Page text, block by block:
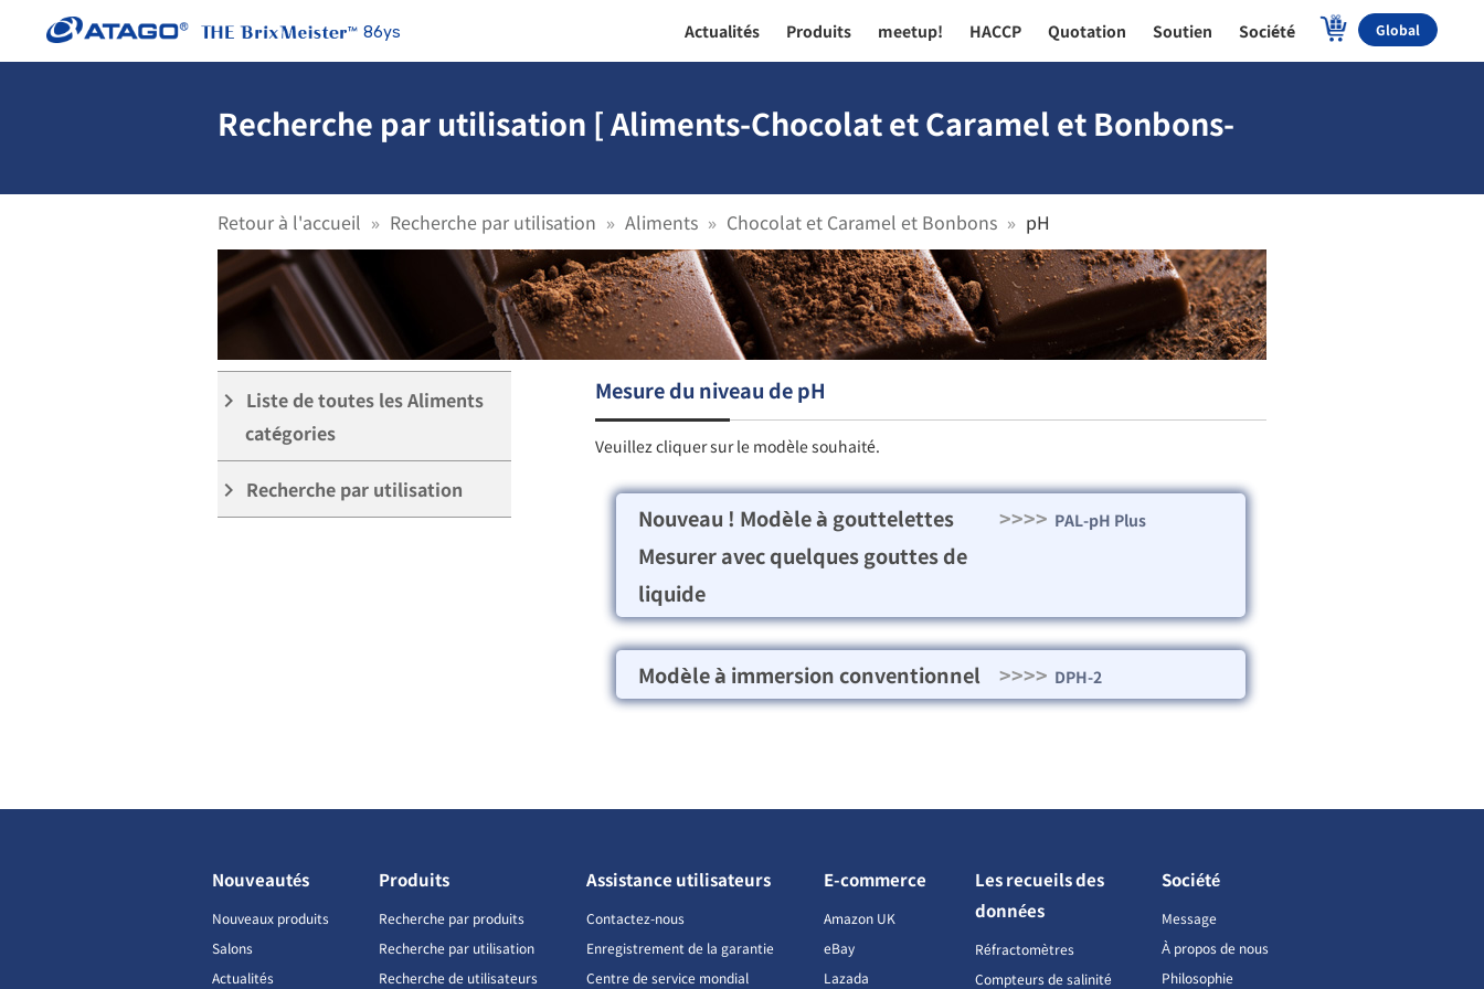
86ys Actualités Produits meetup! HACCP Quotation Soutien Société Global
Recherche par utilisation [ Aliments-Chocolat et Caramel et Bonbons-
pH ]
Retour à l'accueil Recherche par utilisation Aliments Chocolat et Caramel et Bonbons pH
keyboard_arrow_right Liste de toutes les Aliments
catégories
keyboard_arrow_right Recherche par utilisation
Mesure du niveau de pH
Veuillez cliquer sur le modèle souhaité.
Nouveau ! Modèle à gouttelettes
Mesurer avec quelques gouttes de
liquide
>>>> PAL-pH Plus
Modèle à immersion conventionnel >>>> DPH-2
Nouveautés
Nouveaux produits
Salons
Actualités
Produits
Recherche par produits
Recherche par utilisation
Recherche de utilisateurs
Assistance utilisateurs
Contactez-nous
Enregistrement de la garantie
Centre de service mondial
E-commerce
Amazon UK
eBay
Lazada
Les recueils des
données
Réfractomètres
Compteurs de salinité
Société
Message
À propos de nous
Philosophie